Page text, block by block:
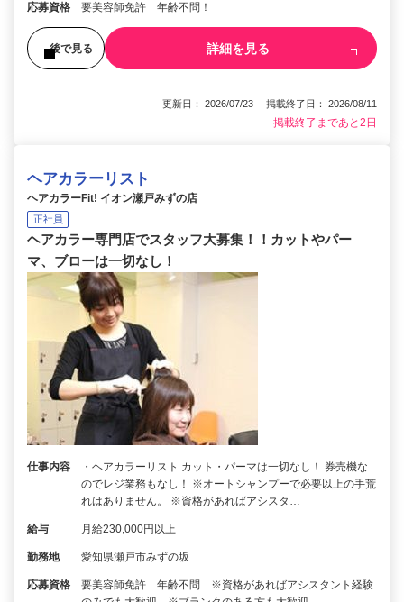
応募資格 要美容師免許 年齢不問！
後で見る 詳細を見る
更新日： 2026/07/23 掲載終了日： 2026/08/11
掲載終了まであと2日
ヘアカラーリスト
ヘアカラーFit! イオン瀬戸みずの店
正社員
ヘアカラー専門店でスタッフ大募集！！カットやパー
マ、ブローは一切なし！
仕事内容
・ヘアカラーリスト カット・パーマは一切なし！ 券売機な
のでレジ業務もなし！ ※オートシャンプーで必要以上の手荒
れはありません。 ※資格があればアシスタ…
給与 月給230,000円以上
勤務地 愛知県瀬戸市みずの坂
応募資格
要美容師免許 年齢不問 ※資格があればアシスタント経験